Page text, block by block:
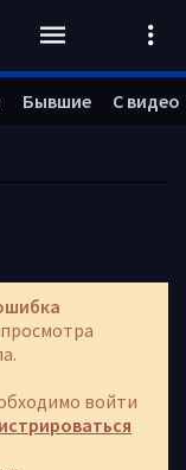
войти
Бывшие С видео